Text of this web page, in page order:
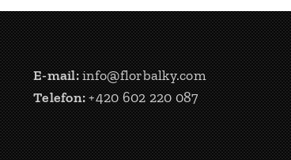
E-mail:info@florbalky.com
Telefon:+420 602 220 087